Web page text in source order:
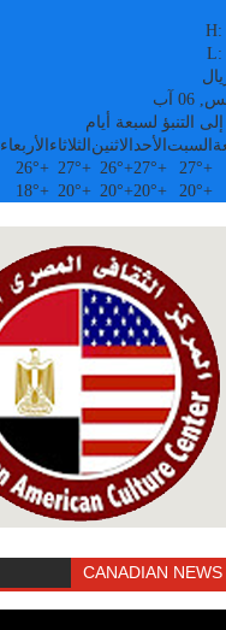
H:
L:
06 آب
التنبؤ لسبعة أيام
السبت الأحد الاثنين الثلاثاء الأربعاء
+
27°
+
27°
+
26°
+
27°
+
26°
+
20°
+
20°
+
20°
+
20°
+
18°
CANADIAN